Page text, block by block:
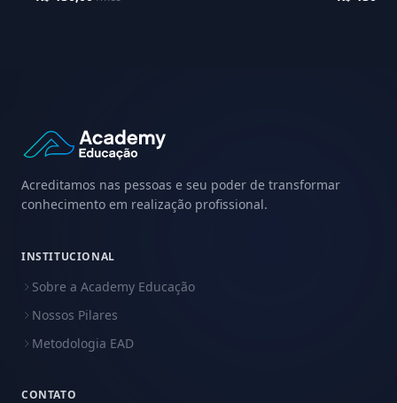
Acreditamos nas pessoas e seu poder de transformar
conhecimento em realização profissional.
INSTITUCIONAL
Sobre a Academy Educação
Nossos Pilares
Metodologia EAD
CONTATO